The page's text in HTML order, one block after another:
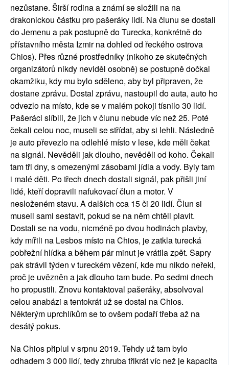
nezůstane. Širší rodina a známí se složili na na
drakonickou částku pro pašeráky lidí. Na člunu se dostali
do Jemenu a pak postupně do Turecka, konkrétně do
přístavního města Izmir na dohled od řeckého ostrova
Chios). Přes různé prostředníky (nikoho ze skutečných
organizátorů nikdy neviděl osobně) se postupně dočkal
okamžiku, kdy mu bylo sděleno, aby byl připraven, že
dostane zprávu. Dostal zprávu, nastoupil do auta, auto ho
odvezlo na místo, kde se v malém pokoji tísnilo 30 lidí.
Pašeráci slíbili, že jich v člunu nebude víc než 25. Poté
čekali celou noc, museli se střídat, aby si lehli. Následně
je auto převezlo na odlehlé místo v lese, kde měli čekat
na signál. Nevěděli jak dlouho, nevěděli od koho. Čekali
tam tři dny, s omezenými zásobami jídla a vody. Byly tam
i malé děti. Po třech dnech dostali signál, pak přišli jiní
lidé, kteří dopravili nafukovací člun a motor. V
nesloženém stavu. A dalších cca 15 či 20 lidí. Člun si
museli sami sestavit, pokud se na něm chtěli plavit.
Dostali se na vodu, nicméně po dvou hodinách plavby,
kdy mířili na Lesbos místo na Chios, je zatkla turecká
pobřežní hlídka a během pár minut je vrátila zpět. Sapry
pak strávil týden v tureckém vězení, kde mu nikdo neřekl,
proč je uvězněn a jak dlouho tam bude. Po sedmi dnech
ho propustili. Znovu kontaktoval pašeráky, absolvoval
celou anabázi a tentokrát už se dostal na Chios.
Některým uprchlíkům se to ovšem podaří třeba až na
desátý pokus.
Na Chios připlul v srpnu 2019. Tehdy už tam bylo
odhadem 3 000 lidí, tedy zhruba třikrát víc než je kapacita